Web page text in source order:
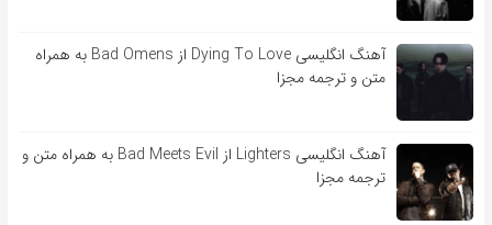
آهنگ انگلیسی Dying To Love از Bad Omens به همراه
متن و ترجمه مجزا
آهنگ انگلیسی Lighters از Bad Meets Evil به همراه متن و
ترجمه مجزا